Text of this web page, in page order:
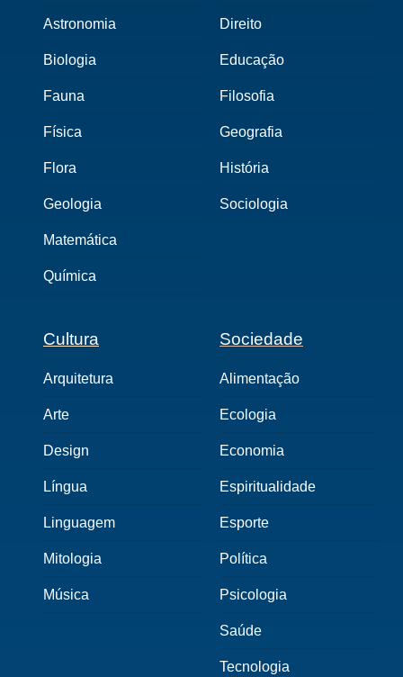
Astronomia
Biologia
Fauna
Física
Flora
Geologia
Matemática
Química
Direito
Educação
Filosofia
Geografia
História
Sociologia
Cultura
Arquitetura
Arte
Design
Língua
Linguagem
Mitologia
Música
Sociedade
Alimentação
Ecologia
Economia
Espiritualidade
Esporte
Política
Psicologia
Saúde
Tecnologia